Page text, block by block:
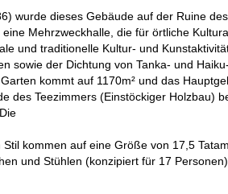
wurde dieses Gebäude auf der Ruine
Mehrzweckhalle, die für örtliche
und traditionelle Kultur- und
sowie der Dichtung von Tanka- und
kommt auf 1170m² und das
des Teezimmers (Einstöckiger Holzbau)
kommen auf eine Größe von 17,5
und Stühlen (konzipiert für 17 Personen).